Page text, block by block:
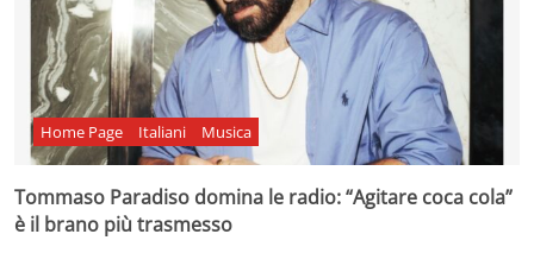
Home Page Italiani Musica
Tommaso Paradiso domina le radio: “Agitare coca cola”
è il brano più trasmesso